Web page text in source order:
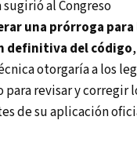
al Congreso
una prórroga para
definitiva del código
otorgaría a los
revisar y corregir
de su aplicación